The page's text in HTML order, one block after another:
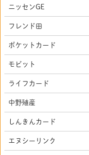
ニッセンGE
フレンド田
ポケットカード
モビット
ライフカード
中野殖産
しんきんカード
エヌシーリンク